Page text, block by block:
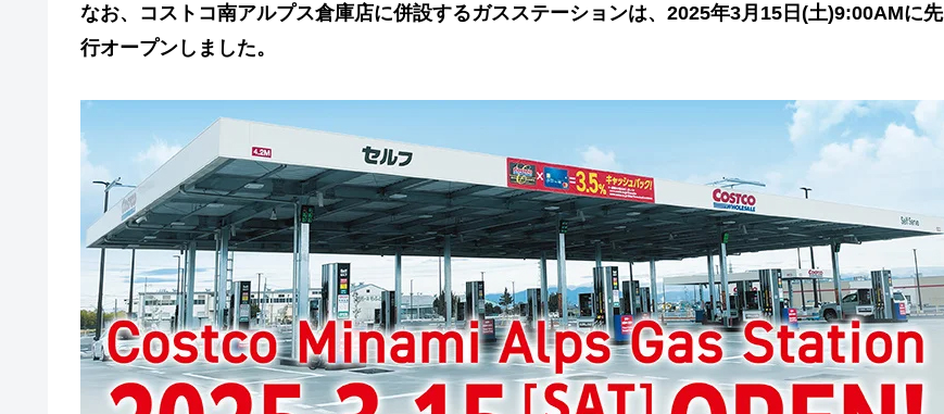
なお、コストコ南アルプス倉庫店に併設するガスステーションは、2025年3月15日(土)9:00AMに先
行オープンしました。